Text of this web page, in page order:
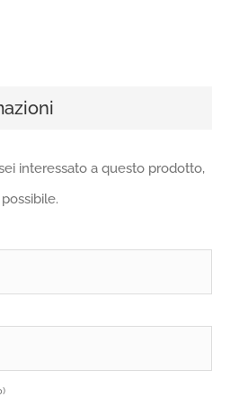
interessato a questo prodotto,